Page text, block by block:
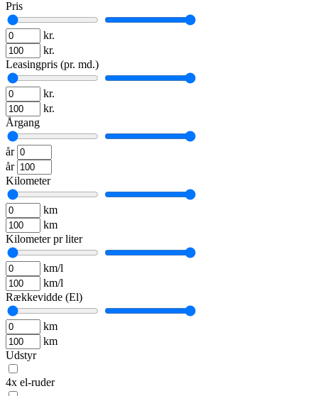
Pris
kr.
kr.
Leasingpris (pr. md.)
kr.
kr.
Årgang
år
år
Kilometer
km
km
Kilometer pr liter
km/l
km/l
Rækkevidde (El)
km
km
Udstyr
4x el-ruder